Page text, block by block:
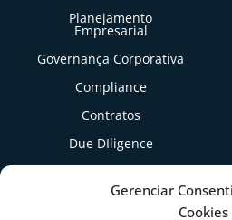
Gerenciar
Cookies
Planejamento
Empresarial
Governança Corporativa
Compliance
Contratos
Due DIligence